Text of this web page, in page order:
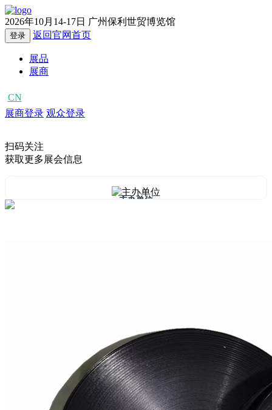
2026年10月14-17日 广州保利世贸博览馆
登录 返回官网首页
展品
展商
CN
展商登录 观众登录
扫码关注
获取更多展会信息
主办单位